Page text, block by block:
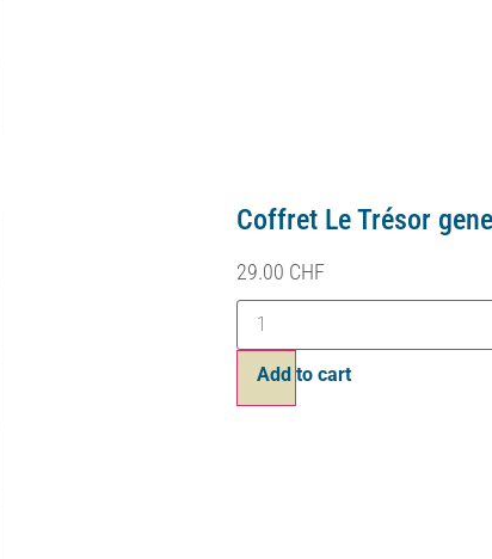
Baccarat Hugo
2.90CHF
Ajouter au panier